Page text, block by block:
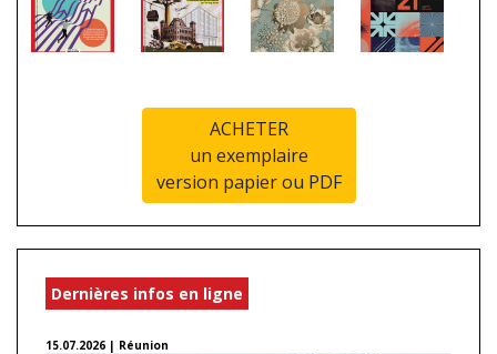
ACHETER
un exemplaire
version papier ou PDF
Dernières infos en ligne
15.07.2026 | Réunion